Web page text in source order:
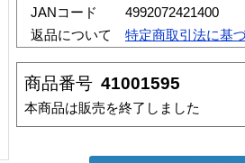
JANコード
4992072421400
返品について
特定商取引法に基
商品番号 41001595
本商品は販売を終了しました